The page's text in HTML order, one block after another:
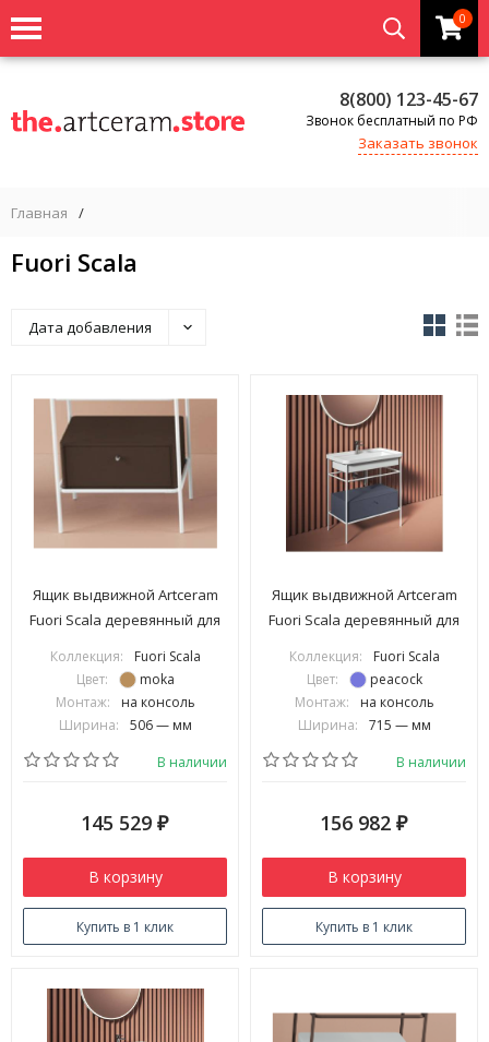
0
8(800) 123-45-67
Звонок бесплатный по РФ
Заказать звонок
Главная /
Fuori Scala
Дата добавления
Ящик выдвижной Artceram
Fuori Scala деревянный для
цвет moka ACM039 56
Коллекция:
Fuori Scala
Цвет:
moka
Монтаж:
на консоль
Ширина:
506 — мм
В наличии
145 529 ₽
В корзину
Купить в 1 клик
Ящик выдвижной Artceram
Fuori Scala деревянный для
цвет peacock ACM040 57
Коллекция:
Fuori Scala
Цвет:
peacock
Монтаж:
на консоль
Ширина:
715 — мм
В наличии
156 982 ₽
В корзину
Купить в 1 клик